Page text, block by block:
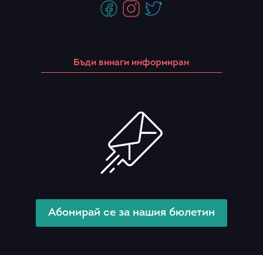
Бъди винаги информиран
Абонирай се за нашия бюлетин